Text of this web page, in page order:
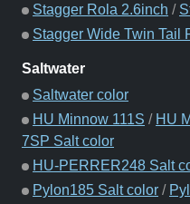
Stagger Rola 2.6inch /
Stagger Wide Twin Tail
Saltwater
Saltwater color
HU Minnow 111S / HU
7SP Salt color
HU-PERRER248 Salt
Pylon185 Salt color /